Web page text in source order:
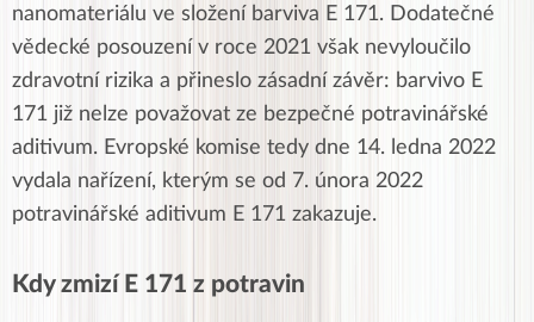
nanomateriálu ve složení barviva E 171. Dodatečné
vědecké posouzení v roce 2021 však nevyloučilo
zdravotní rizika a přineslo zásadní závěr: barvivo E
171 již nelze považovat ze bezpečné potravinářské
aditivum. Evropské komise tedy dne 14. ledna 2022
vydala nařízení, kterým se od 7. února 2022
potravinářské aditivum E 171 zakazuje.
Kdy zmizí E 171 z potravin